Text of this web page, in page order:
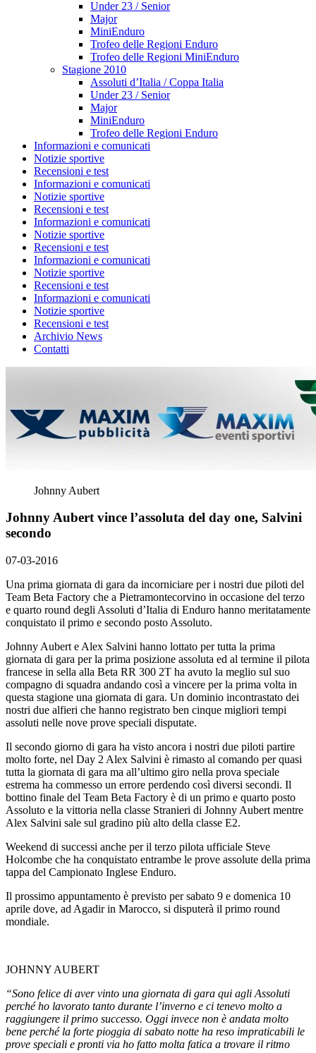
Under 23 / Senior
Major
MiniEnduro
Trofeo delle Regioni Enduro
Trofeo delle Regioni MiniEnduro
Stagione 2010
Assoluti d’Italia / Coppa Italia
Under 23 / Senior
Major
MiniEnduro
Trofeo delle Regioni Enduro
Informazioni e comunicati
Notizie sportive
Recensioni e test
Informazioni e comunicati
Notizie sportive
Recensioni e test
Informazioni e comunicati
Notizie sportive
Recensioni e test
Informazioni e comunicati
Notizie sportive
Recensioni e test
Informazioni e comunicati
Notizie sportive
Recensioni e test
Archivio News
Contatti
Johnny Aubert
Johnny Aubert vince l’assoluta del day one, Salvini
secondo
07-03-2016
Una prima giornata di gara da incorniciare per i nostri due piloti del
Team Beta Factory che a Pietramontecorvino in occasione del terzo
e quarto round degli Assoluti d’Italia di Enduro hanno meritatamente
conquistato il primo e secondo posto Assoluto.
Johnny Aubert e Alex Salvini hanno lottato per tutta la prima
giornata di gara per la prima posizione assoluta ed al termine il pilota
francese in sella alla Beta RR 300 2T ha avuto la meglio sul suo
compagno di squadra andando così a vincere per la prima volta in
questa stagione una giornata di gara. Un dominio incontrastato dei
nostri due alfieri che hanno registrato ben cinque migliori tempi
assoluti nelle nove prove speciali disputate.
Il secondo giorno di gara ha visto ancora i nostri due piloti partire
molto forte, nel Day 2 Alex Salvini è rimasto al comando per quasi
tutta la giornata di gara ma all’ultimo giro nella prova speciale
estrema ha commesso un errore perdendo così diversi secondi. Il
bottino finale del Team Beta Factory è di un primo e quarto posto
Assoluto e la vittoria nella classe Stranieri di Johnny Aubert mentre
Alex Salvini sale sul gradino più alto della classe E2.
Weekend di successi anche per il terzo pilota ufficiale Steve
Holcombe che ha conquistato entrambe le prove assolute della prima
tappa del Campionato Inglese Enduro.
Il prossimo appuntamento è previsto per sabato 9 e domenica 10
aprile dove, ad Agadir in Marocco, si disputerà il primo round
mondiale.
JOHNNY AUBERT
“Sono felice di aver vinto una giornata di gara qui agli Assoluti
perché ho lavorato tanto durante l’inverno e ci tenevo molto a
raggiungere il primo successo. Oggi invece non è andata molto
bene perché la forte pioggia di sabato notte ha reso impraticabili le
prove speciali e pronti via ho fatto molta fatica a trovare il ritmo